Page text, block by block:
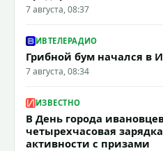
7 августа, 08:37
ИВТЕЛЕРАДИО
Грибной бум начался в
7 августа, 08:34
ИЗВЕСТНО
В День города
четырехчасовая
активности с призами